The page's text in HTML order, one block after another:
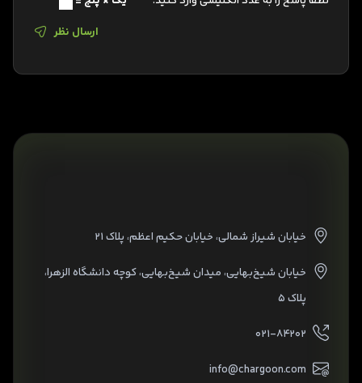
ارسال نظر
خیابان شیراز شمالی، خیابان حکیم اعظم، پلاک ۲۱
خیابان شیخ‌بهایی، میدان شیخ‌بهایی، کوچه دانشگاه الزهرا،
پلاک ۵
۰۲۱-۸۴۲۰۲
info@chargoon.com